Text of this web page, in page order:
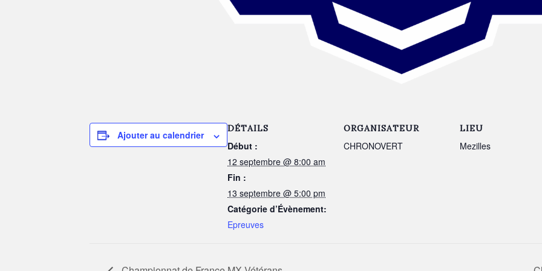
Ajouter au calendrier
DÉTAILS
Début :
12 septembre @ 8:00 am
Fin :
13 septembre @ 5:00 pm
Catégorie d’Évènement:
Epreuves
ORGANISATEUR
CHRONOVERT
LIEU
Mezilles